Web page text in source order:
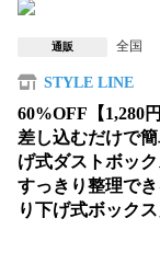
通販 全国
STYLE LINE
60%OFF【
差し込むだけで
げ式ダストボッ
すっきり整理で
り下げ式ボック